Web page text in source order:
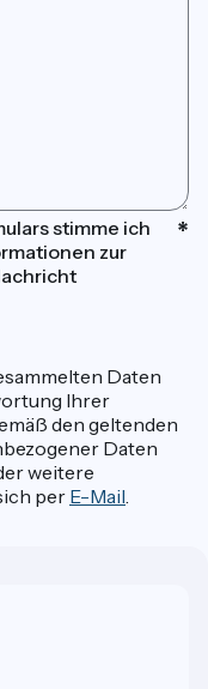
stimme ich
zur
Daten
Ihrer
den geltenden
Daten
weitere
per E-Mail.